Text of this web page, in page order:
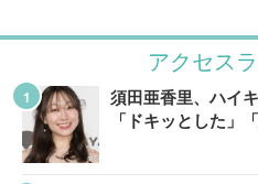
アクセス
須田亜香里、ハイ
「ドキッとした」